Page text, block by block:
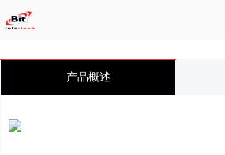
产品概述